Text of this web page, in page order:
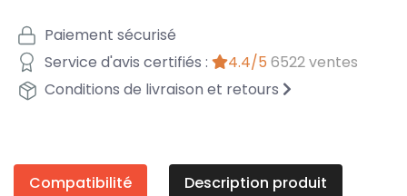
Paiement sécurisé
Service d'avis certifiés :
4.4/5 6522 ventes
Conditions de livraison et retours
Compatibilité Description produit